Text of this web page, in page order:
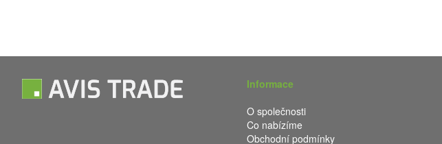
Informace
O společnosti
Co nabízíme
Obchodní podmínky